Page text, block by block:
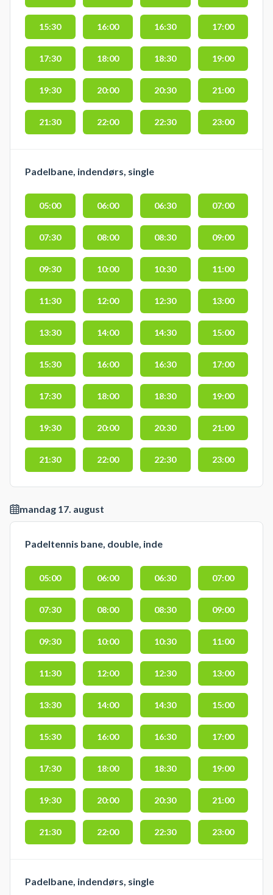
15:30 16:00 16:30 17:00
17:30 18:00 18:30 19:00
19:30 20:00 20:30 21:00
21:30 22:00 22:30 23:00
Padelbane, indendørs, single
05:00 06:00 06:30 07:00
07:30 08:00 08:30 09:00
09:30 10:00 10:30 11:00
11:30 12:00 12:30 13:00
13:30 14:00 14:30 15:00
15:30 16:00 16:30 17:00
17:30 18:00 18:30 19:00
19:30 20:00 20:30 21:00
21:30 22:00 22:30 23:00
mandag 17. august
Padeltennis bane, double, inde
05:00 06:00 06:30 07:00
07:30 08:00 08:30 09:00
09:30 10:00 10:30 11:00
11:30 12:00 12:30 13:00
13:30 14:00 14:30 15:00
15:30 16:00 16:30 17:00
17:30 18:00 18:30 19:00
19:30 20:00 20:30 21:00
21:30 22:00 22:30 23:00
Padelbane, indendørs, single